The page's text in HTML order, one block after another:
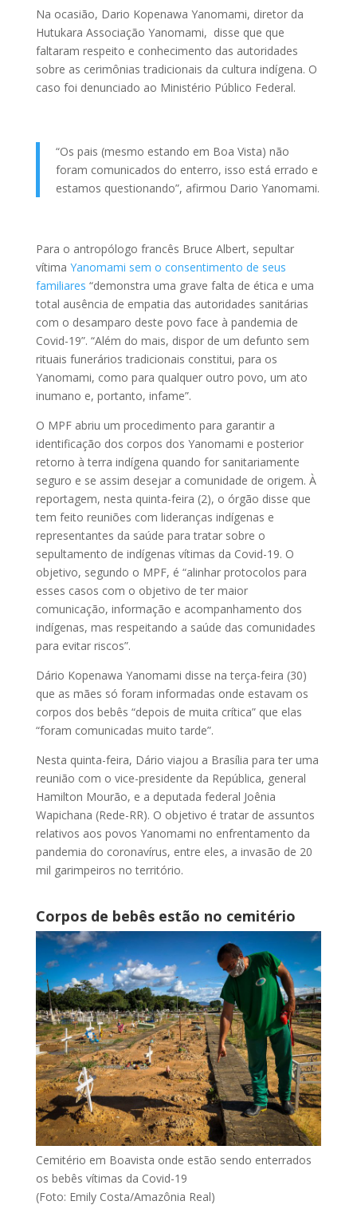
Na ocasião, Dario Kopenawa Yanomami, diretor da
Hutukara Associação Yanomami, disse que que
faltaram respeito e conhecimento das autoridades
sobre as cerimônias tradicionais da cultura indígena. O
caso foi denunciado ao Ministério Público Federal.
“Os pais (mesmo estando em Boa Vista) não
foram comunicados do enterro, isso está errado e
estamos questionando”, afirmou Dario Yanomami.
Para o antropólogo francês Bruce Albert, sepultar
vítima Yanomami sem o consentimento de seus
familiares “demonstra uma grave falta de ética e uma
total ausência de empatia das autoridades sanitárias
com o desamparo deste povo face à pandemia de
Covid-19”. “Além do mais, dispor de um defunto sem
rituais funerários tradicionais constitui, para os
Yanomami, como para qualquer outro povo, um ato
inumano e, portanto, infame”.
O MPF abriu um procedimento para garantir a
identificação dos corpos dos Yanomami e posterior
retorno à terra indígena quando for sanitariamente
seguro e se assim desejar a comunidade de origem. À
reportagem, nesta quinta-feira (2), o órgão disse que
tem feito reuniões com lideranças indígenas e
representantes da saúde para tratar sobre o
sepultamento de indígenas vítimas da Covid-19. O
objetivo, segundo o MPF, é “alinhar protocolos para
esses casos com o objetivo de ter maior
comunicação, informação e acompanhamento dos
indígenas, mas respeitando a saúde das comunidades
para evitar riscos”.
Dário Kopenawa Yanomami disse na terça-feira (30)
que as mães só foram informadas onde estavam os
corpos dos bebês “depois de muita crítica” que elas
“foram comunicadas muito tarde”.
Nesta quinta-feira, Dário viajou a Brasília para ter uma
reunião com o vice-presidente da República, general
Hamilton Mourão, e a deputada federal Joênia
Wapichana (Rede-RR). O objetivo é tratar de assuntos
relativos aos povos Yanomami no enfrentamento da
pandemia do coronavírus, entre eles, a invasão de 20
mil garimpeiros no território.
Corpos de bebês estão no cemitério
Cemitério em Boavista onde estão sendo enterrados
os bebês vítimas da Covid-19
(Foto: Emily Costa/Amazônia Real)